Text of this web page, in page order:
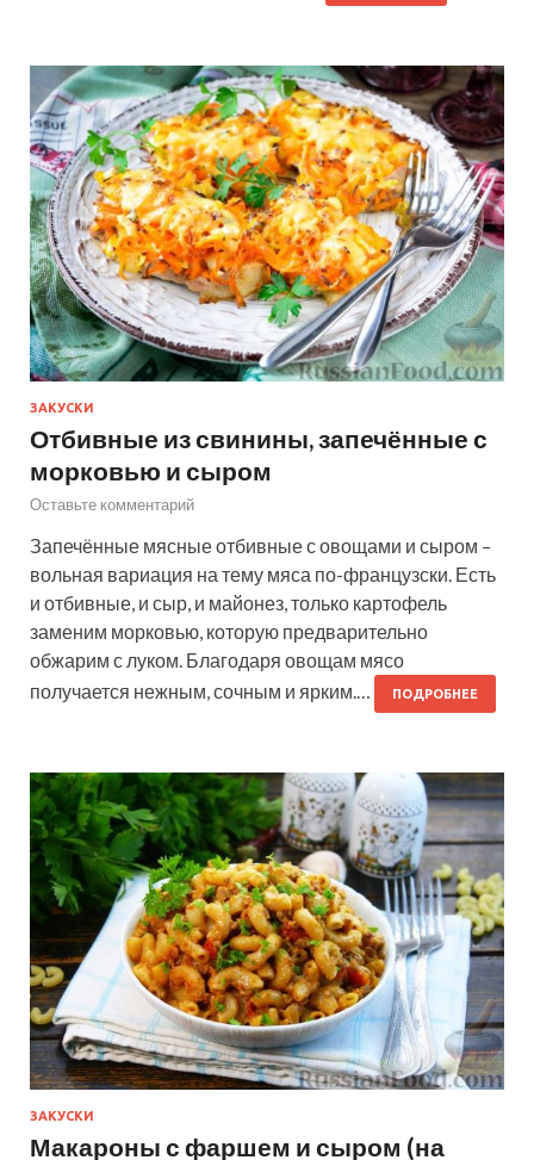
ЗАКУСКИ
Отбивные из свинины, запечённые с
морковью и сыром
Оставьте комментарий
Запечённые мясные отбивные с овощами и сыром –
вольная вариация на тему мяса по-французски. Есть
и отбивные, и сыр, и майонез, только картофель
заменим морковью, которую предварительно
обжарим с луком. Благодаря овощам мясо
получается нежным, сочным и ярким.…
ПОДРОБНЕЕ
ЗАКУСКИ
Макароны с фаршем и сыром (на